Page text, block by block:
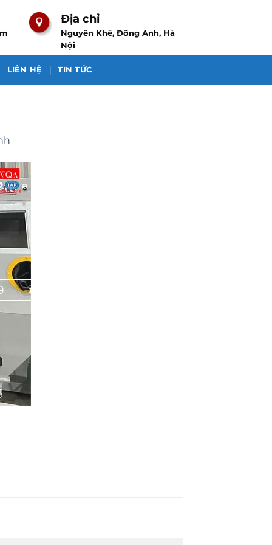
Địa chỉ
Nguyên Khê, Đông Anh, Hà
Nội
LIÊN HỆ TIN TỨC